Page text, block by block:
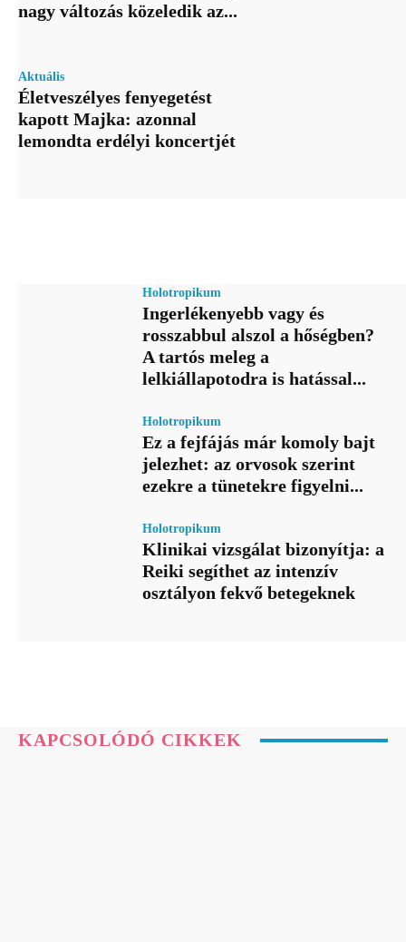
nagy változás közeledik az...
Aktuális
Életveszélyes fenyegetést
kapott Majka: azonnal
lemondta erdélyi koncertjét
Holotropikum
Ingerlékenyebb vagy és
rosszabbul alszol a hőségben?
A tartós meleg a
lelkiállapotodra is hatással...
Holotropikum
Ez a fejfájás már komoly bajt
jelezhet: az orvosok szerint
ezekre a tünetekre figyelni...
Holotropikum
Klinikai vizsgálat bizonyítja: a
Reiki segíthet az intenzív
osztályon fekvő betegeknek
KAPCSOLÓDÓ CIKKEK